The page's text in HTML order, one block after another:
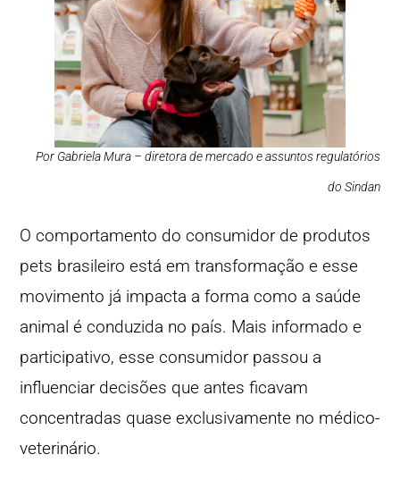
Por Gabriela Mura – diretora de mercado e assuntos regulatórios
do Sindan
O comportamento do consumidor de produtos
pets brasileiro está em transformação e esse
movimento já impacta a forma como a saúde
animal é conduzida no país. Mais informado e
participativo, esse consumidor passou a
influenciar decisões que antes ficavam
concentradas quase exclusivamente no médico-
veterinário.